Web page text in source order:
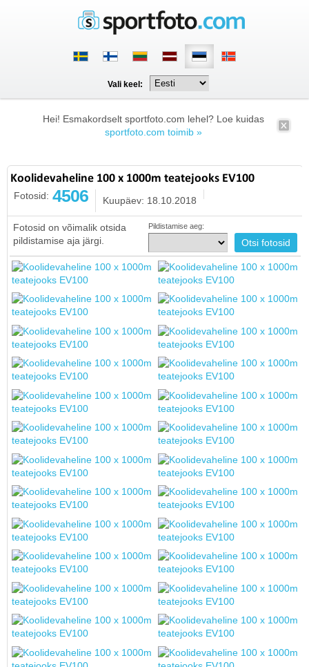
Vali keel:
Hei! Esmakordselt sportfoto.com lehel? Loe kuidas
sportfoto.com toimib »
Koolidevaheline 100 x 1000m teatejooks EV100
Fotosid: 4506 Kuupäev: 18.10.2018
Fotosid on võimalik otsida
pildistamise aja järgi.
Pildistamise aeg: